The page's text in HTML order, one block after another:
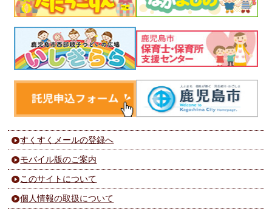
すくすくメールの登録へ
モバイル版のご案内
このサイトについて
個人情報の取扱について